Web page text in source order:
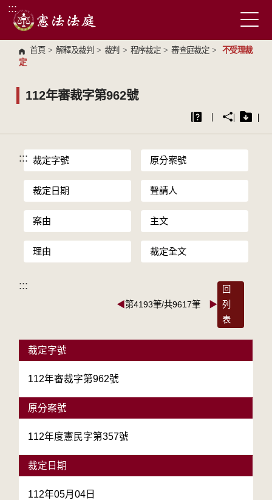
跳到主要內容區塊
:::
首頁 > 解釋及裁判 > 裁判 > 程序裁定 > 審查庭裁定 >
不受理裁
定
112年審裁字第962號
::: 裁定字號 原分案號
裁定日期 聲請人
案由 主文
理由 裁定全文
:::
◀第4193筆/共9617筆 ▶
回
列
表
裁定字號
112年審裁字第962號
原分案號
112年度憲民字第357號
裁定日期
112年05月04日